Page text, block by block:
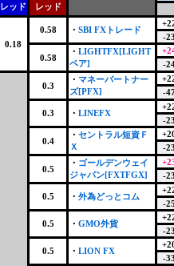
レッド
レッド
0.18
0.58 ・ SBI FXトレード
-
0.58
・ LIGHTFX[LIGHT
ペア]
-
0.3
・ マネーパートナー
ズ[PFX]
-
0.3 ・ LINEFX
-
0.4
・ セントラル短資Ｆ
Ｘ
-
0.5
・ ゴールデンウェイ
ジャパン[FXTFGX]
-
0.5 ・ 外為どっとコム
-
0.5 ・ GMO外貨
-
0.5 ・ LION FX
-